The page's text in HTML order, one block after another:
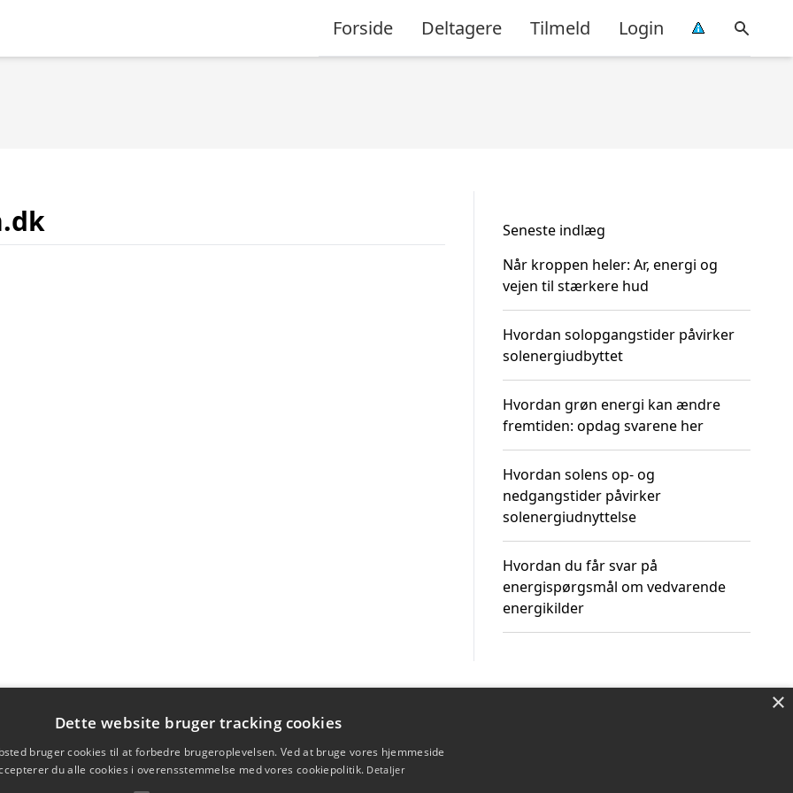
Forside Deltagere Tilmeld Login
Seneste indlæg
Når kroppen heler: Ar, energi og
vejen til stærkere hud
Hvordan solopgangstider påvirker
solenergiudbyttet
Hvordan grøn energi kan ændre
fremtiden: opdag svarene her
Hvordan solens op- og
nedgangstider påvirker
solenergiudnyttelse
Hvordan du får svar på
energispørgsmål om vedvarende
energikilder
×
Dette website bruger tracking cookies
bruger cookies til at forbedre brugeroplevelsen. Ved at bruge vores hjemmeside
du alle cookies i overensstemmelse med vores cookiepolitik. Detaljer